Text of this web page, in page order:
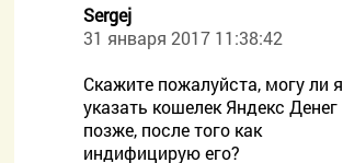
Sergej
31 января 2017 11:38:42
Скажите пожалуйста, могу ли я
указать кошелек Яндекс Денег
позже, после того как
индифицирую его?